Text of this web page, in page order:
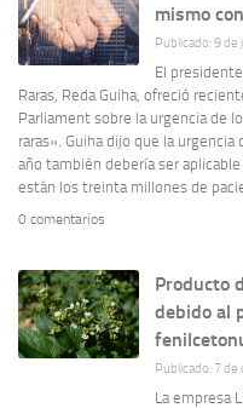
mismo
Publicado: 9 de
El
Raras, Reda Guiha, ofreció
Parliament sobre la urgencia de
raras». Guiha dijo que la
año también debería ser
están los treinta millones de
0 comentarios
Producto
debido al
Publicado: 7
La empresa